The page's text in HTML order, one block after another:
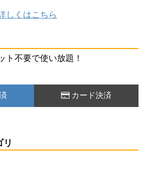
しくはこちら
ト不要で使い放題！
カード決済